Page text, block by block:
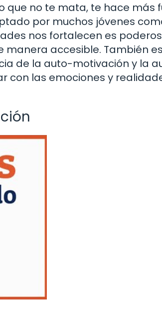
que no te mata, te hace más
por muchos jóvenes
nos fortalecen es
accesible. También
de la auto-motivación y la
con las emociones y